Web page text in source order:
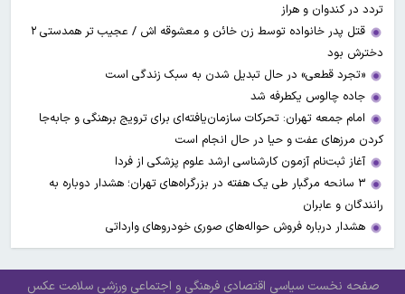
تردد در کندوان و هراز
قتل پدر خانواده توسط زن خائن و معشوقه اش / عجیب تر همدستی ۲
دخترش بود
«تجرد قطعی» در حال تبدیل شدن به سبک زندگی است
جاده چالوس یکطرفه شد
امام جمعه تهران: تحرکات سازمان‌یافته‌ای برای ترویج برهنگی و جابه‌جا
کردن مرزهای عفت و حیا در حال انجام است
آغاز ثبت‌نام‌ آزمون کارشناسی ارشد علوم پزشکی از فردا
۳ سانحه مرگبار طی یک هفته در بزرگراه‌های تهران؛ هشدار دوباره به
رانندگان و عابران
هشدار درباره فروش حواله‌های صوری خودروهای وارداتی
صفحه نخست سیاسی اقتصادی فرهنگی و اجتماعی ورزشی سلامت عکس